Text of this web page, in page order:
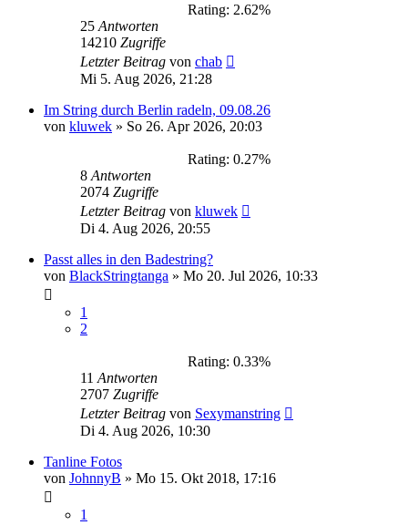
Rating: 2.62%
25 Antworten
14210 Zugriffe
Letzter Beitrag von chab
Mi 5. Aug 2026, 21:28
Im String durch Berlin radeln, 09.08.26
von kluwek » So 26. Apr 2026, 20:03
Rating: 0.27%
8 Antworten
2074 Zugriffe
Letzter Beitrag von kluwek
Di 4. Aug 2026, 20:55
Passt alles in den Badestring?
von BlackStringtanga » Mo 20. Jul 2026, 10:33
1
2
Rating: 0.33%
11 Antworten
2707 Zugriffe
Letzter Beitrag von Sexymanstring
Di 4. Aug 2026, 10:30
Tanline Fotos
von JohnnyB » Mo 15. Okt 2018, 17:16
1